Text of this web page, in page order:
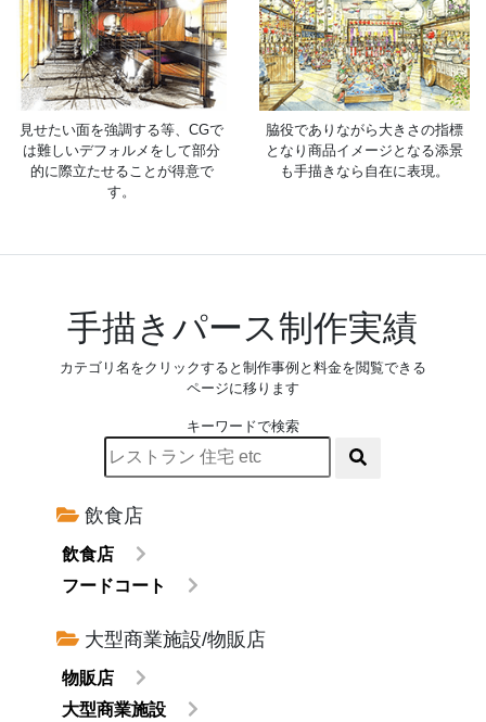
見せたい面を強調する等、CGで
は難しいデフォルメをして部分
的に際立たせることが得意で
す。
脇役でありながら大きさの指標
となり商品イメージとなる添景
も手描きなら自在に表現。
手描きパース制作実績
カテゴリ名をクリックすると制作事例と料金を閲覧できる
ページに移ります
キーワードで検索
飲食店
飲食店
フードコート
大型商業施設/物販店
物販店
大型商業施設